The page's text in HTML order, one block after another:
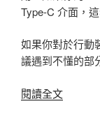
以
S22
/
S8
Type-C 介面，
如果你對於行動
議遇到不懂的部
閱讀全文〈行